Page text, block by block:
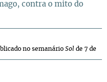
contra o mito do
no semanário Sol de 7 de